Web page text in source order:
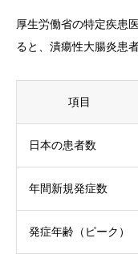
厚生労働省の特定疾患
ると、潰瘍性大腸炎患
項目
日本の患者数
年間新規発症数
発症年齢（ピーク）